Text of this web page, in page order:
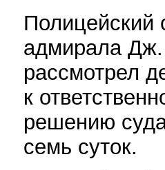
Полицейский
адмирала
рассмотрел
к
решению
семь суток.